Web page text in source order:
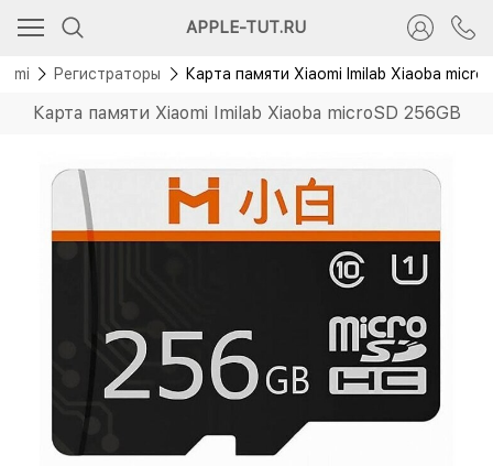
APPLE-TUT.RU
Регистраторы Карта памяти Xiaomi Imilab Xiaoba
Карта памяти Xiaomi Imilab Xiaoba microSD 256GB